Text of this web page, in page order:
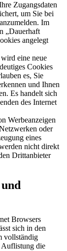
Zugangsdaten
um Sie bei
Im
„Dauerhaft
angelegt
eine neue
Cookies
es, Sie
und Ihnen
Es handelt sich
des Internet
Werbeanzeigen
oder
eines
nicht direkt
Drittanbieter
Browsers
sich in den
vollständig
Auflistung die